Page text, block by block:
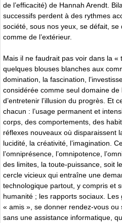
de l’efficacité) de Hannah Arendt.
successifs perdent à des rythmes
société, sous nos yeux, se défait, se
comme de l’extérieur.
Mais il ne faudrait pas voir dans la «
quelques blouses blanches aux
domination, la fascination,
considérée comme seul domaine de
d’entretenir l’illusion du progrès. Et
chacun : l’usage permanent et
corps, des comportements, des
réflexes nouveaux où disparaissent
lucidité, la créativité, l’imagination.
l’omniprésence, l’omnipotence,
des limites, la toute-puissance, soit
cercle vicieux qui entraîne une
technologique partout, y compris et
humanité ; les rapports sociaux.
« amis », se donner rendez-vous
sans une assistance informatique,